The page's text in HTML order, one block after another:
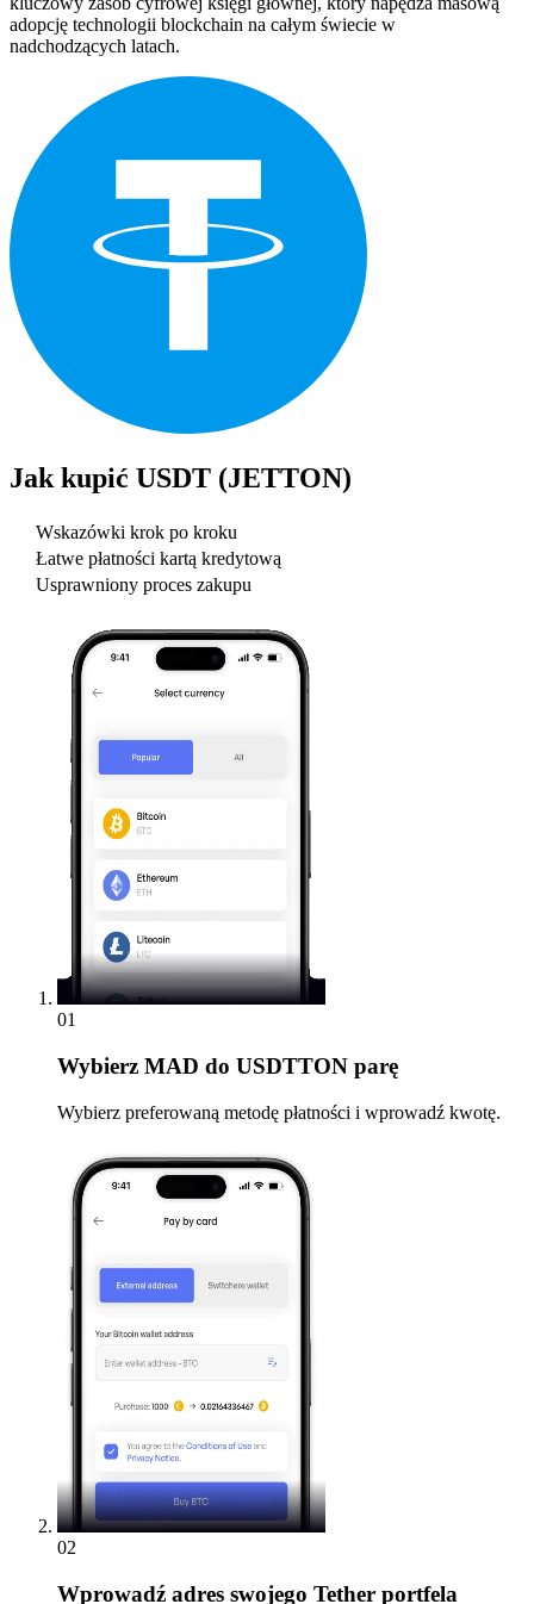
adopcję technologii blockchain na całym świecie w
nadchodzących latach.
Jak kupić USDT (JETTON)
Wskazówki krok po kroku
Łatwe płatności kartą kredytową
Usprawniony proces zakupu
01
Wybierz MAD do USDTTON parę
Wybierz preferowaną metodę płatności i wprowadź kwotę.
02
Wprowadź adres swojego Tether portfela